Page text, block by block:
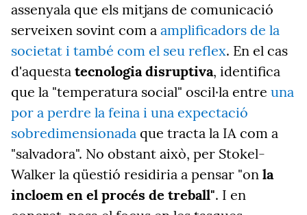
assenyala que els mitjans de comunicació
serveixen sovint com a amplificadors de la
societat i també com el seu reflex. En el cas
d'aquesta tecnologia disruptiva, identifica
que la "temperatura social" oscil·la entre una
por a perdre la feina i una expectació
sobredimensionada que tracta la IA com a
"salvadora". No obstant això, per Stokel-
Walker la qüestió residiria a pensar "on la
incloem en el procés de treball". I en